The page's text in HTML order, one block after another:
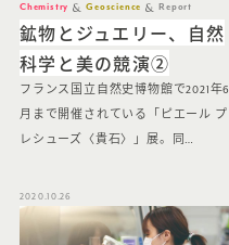
Chemistry Geoscience Report
鉱物とジュエリー、自然
科学と美の競演②
フランス国立自然史博物館で2021年6
月まで開催されている「ピエール プ
レシューズ〈貴石〉」展。同…
2020.10.26